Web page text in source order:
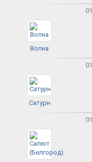
Волна
Сатурн